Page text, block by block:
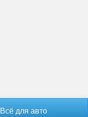
Всё для авто